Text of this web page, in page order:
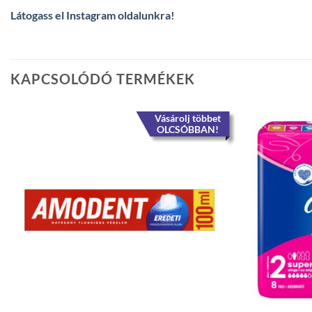
Látogass el Instagram oldalunkra!
KAPCSOLÓDÓ TERMÉKEK
Vásárolj többet
OLCSÓBBAN!